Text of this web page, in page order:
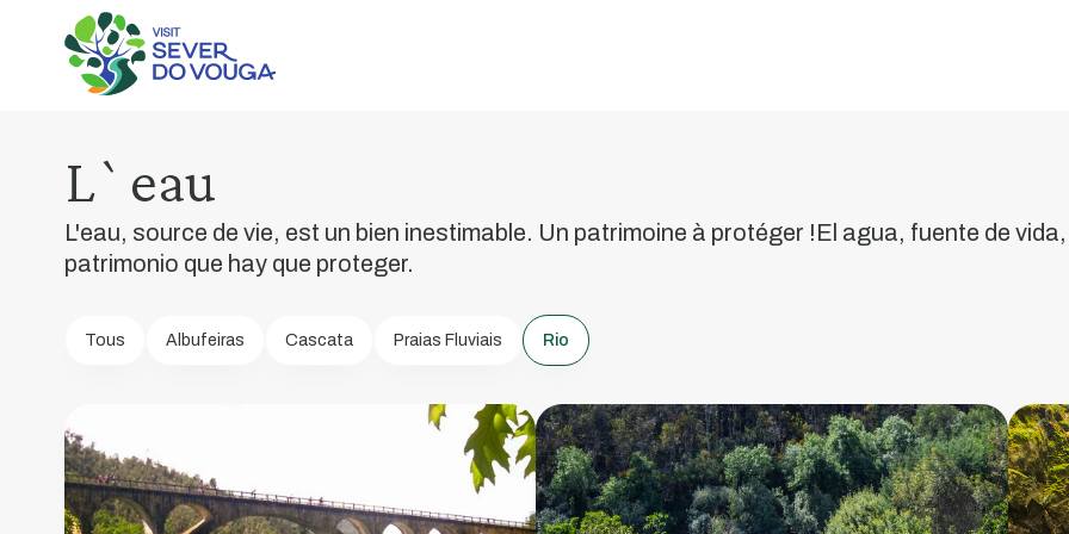
L`eau
L'eau, source de vie, est un bien inestimable. Un patrimoine à protéger !El agua, fuente de
patrimonio que hay que proteger.
Tous Albufeiras Cascata Praias Fluviais Rio
Rio
Vouga
Les
joué
dans
l'histoire
de
d'une
qui
passe
du
Bon
au